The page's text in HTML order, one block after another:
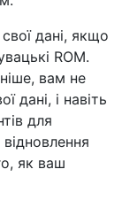
дані, якщо
ROM.
вам не
дані, і навіть
для
як ваш